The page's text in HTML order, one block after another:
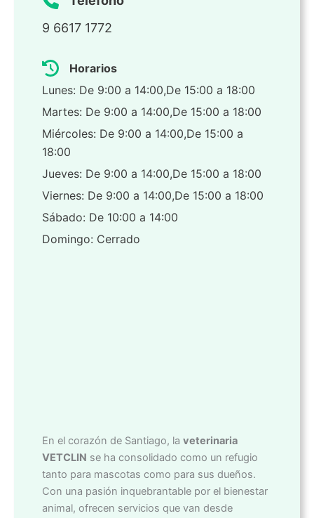
9 6617 1772
Horarios
Lunes: De 9:00 a 14:00,De 15:00 a 18:00
Martes: De 9:00 a 14:00,De 15:00 a 18:00
Miércoles: De 9:00 a 14:00,De 15:00 a
18:00
Jueves: De 9:00 a 14:00,De 15:00 a 18:00
Viernes: De 9:00 a 14:00,De 15:00 a 18:00
Sábado: De 10:00 a 14:00
Domingo: Cerrado
En el corazón de Santiago, la veterinaria
VETCLIN se ha consolidado como un refugio
tanto para mascotas como para sus dueños.
Con una pasión inquebrantable por el bienestar
animal, ofrecen servicios que van desde